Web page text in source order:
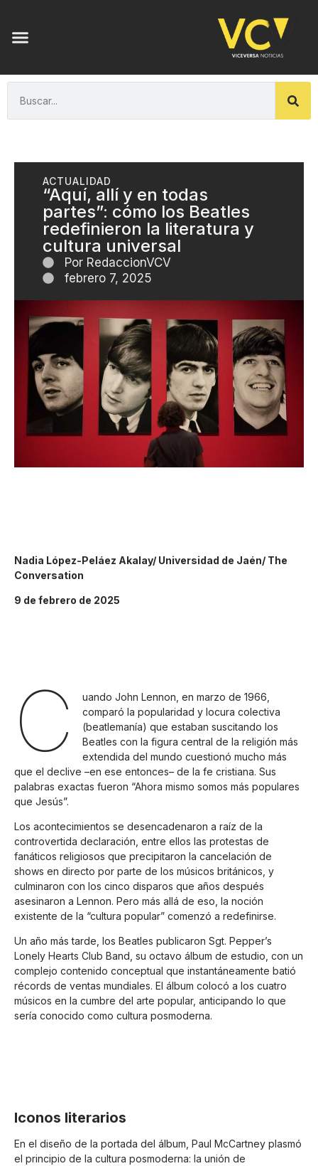
ACTUALIDAD
“Aquí, allí y en todas
partes”: cómo los Beatles
redefinieron la literatura y
cultura universal
Por RedaccionVCV
febrero 7, 2025
Nadia López-Peláez Akalay/ Universidad de Jaén/ The
Conversation
9 de febrero de 2025
C
uando John Lennon, en marzo de 1966,
comparó la popularidad y locura colectiva
(beatlemanía) que estaban suscitando los
Beatles con la figura central de la religión más
extendida del mundo cuestionó mucho más
que el declive –en ese entonces– de la fe cristiana. Sus
palabras exactas fueron “Ahora mismo somos más populares
que Jesús”.
Los acontecimientos se desencadenaron a raíz de la
controvertida declaración, entre ellos las protestas de
fanáticos religiosos que precipitaron la cancelación de
shows en directo por parte de los músicos británicos, y
culminaron con los cinco disparos que años después
asesinaron a Lennon. Pero más allá de eso, la noción
existente de la “cultura popular” comenzó a redefinirse.
Un año más tarde, los Beatles publicaron Sgt. Pepper’s
Lonely Hearts Club Band, su octavo álbum de estudio, con un
complejo contenido conceptual que instantáneamente batió
récords de ventas mundiales. El álbum colocó a los cuatro
músicos en la cumbre del arte popular, anticipando lo que
sería conocido como cultura posmoderna.
Iconos literarios
En el diseño de la portada del álbum, Paul McCartney plasmó
el principio de la cultura posmoderna: la unión de